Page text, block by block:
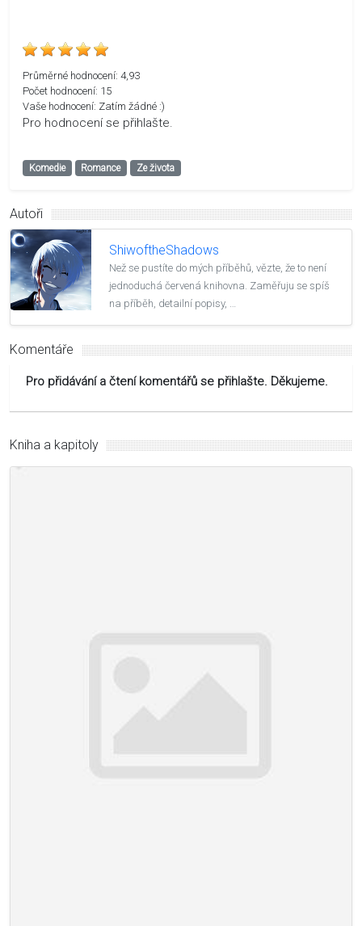
Průměrné hodnocení: 4,93
Počet hodnocení: 15
Vaše hodnocení: Zatím žádné :)
Pro hodnocení se přihlašte.
Komedie Romance Ze života
Autoři
ShiwoftheShadows
Než se pustíte do mých příběhů, vězte, že to není
jednoduchá červená knihovna. Zaměřuju se spíš
na příběh, detailní popisy, …
Komentáře
Pro přidávání a čtení komentářů se přihlašte. Děkujeme.
Kniha a kapitoly